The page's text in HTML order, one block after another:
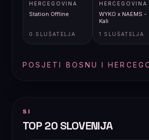
HERCEGOVINA
Station Offline
0 SLUŠATELJA
HERCEGOVINA
WYKO x NAEMS -
Kali
1 SLUŠATELJA
POSJETI BOSNU I
SI
TOP 20 SLOVENIJA